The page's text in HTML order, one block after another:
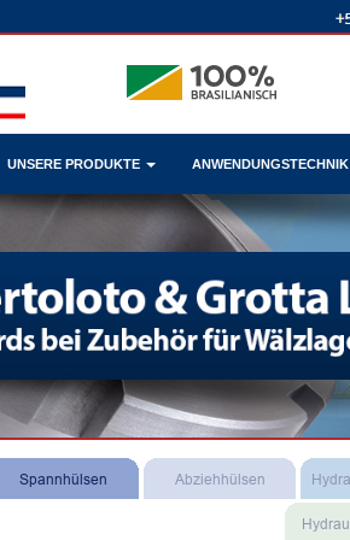
UNSERE PRODUKTE ANWENDUNGSTECHNIK